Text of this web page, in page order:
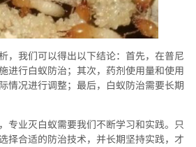
，我们可以得出以下结论：首先，在普尼
进行白蚁防治；其次，药剂使用量和使用
情况进行调整；最后，白蚁防治需要长期
专业灭白蚁需要我们不断学习和实践。只
择合适的防治技术，并长期坚持实践，才